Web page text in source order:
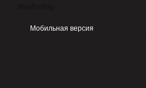
Мобильная версия